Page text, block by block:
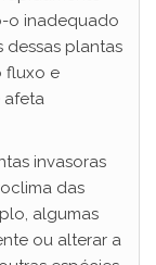
o inadequado
dessas plantas
fluxo e
afeta
invasoras
das
algumas
ou alterar a